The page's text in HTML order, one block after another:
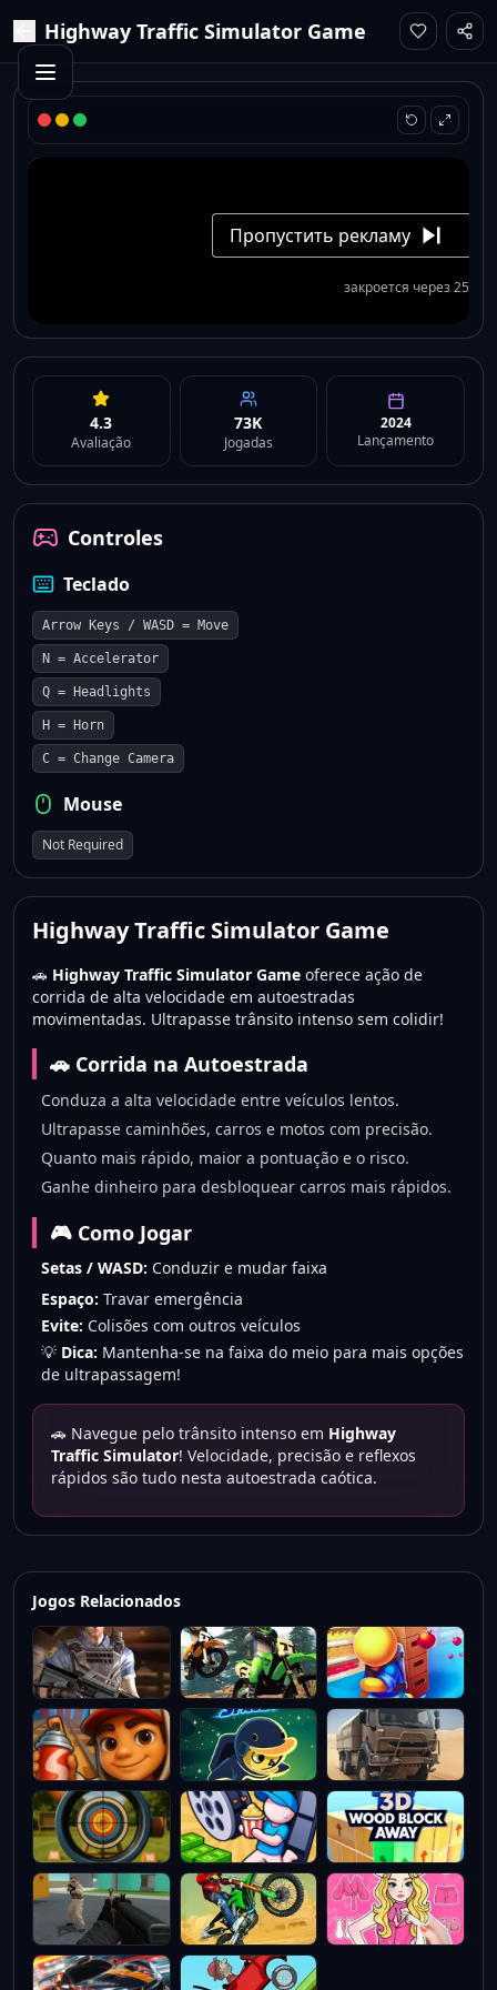
Highway Traffic Simulator Game
4.3
Avaliação
73K
Jogadas
2024
Lançamento
Controles
Teclado
Arrow Keys / WASD = Move
N = Accelerator
Q = Headlights
H = Horn
C = Change Camera
Mouse
Not Required
Highway Traffic Simulator Game
🚗 Highway Traffic Simulator Game oferece ação de
corrida de alta velocidade em autoestradas
movimentadas. Ultrapasse trânsito intenso sem colidir!
🚗 Corrida na Autoestrada
Conduza a alta velocidade entre veículos lentos.
Ultrapasse caminhões, carros e motos com precisão.
Quanto mais rápido, maior a pontuação e o risco.
Ganhe dinheiro para desbloquear carros mais rápidos.
🎮 Como Jogar
Setas / WASD: Conduzir e mudar faixa
Espaço: Travar emergência
Evite: Colisões com outros veículos
💡 Dica: Mantenha-se na faixa do meio para mais opções
de ultrapassagem!
🚗 Navegue pelo trânsito intenso em Highway
Traffic Simulator! Velocidade, precisão e reflexos
rápidos são tudo nesta autoestrada caótica.
Jogos Relacionados